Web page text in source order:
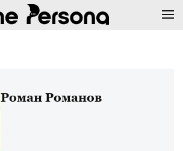
Роман Романов